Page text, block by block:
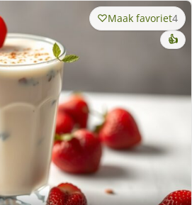
Maak favoriet4
👍